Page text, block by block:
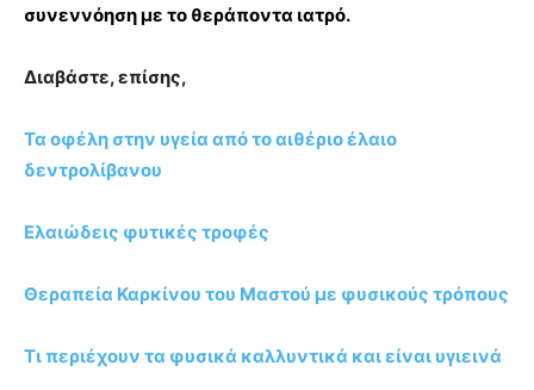
συνεννόηση με το θεράποντα ιατρό.
Διαβάστε, επίσης,
Τα οφέλη στην υγεία από το αιθέριο έλαιο
δεντρολίβανου
Ελαιώδεις φυτικές τροφές
Θεραπεία Καρκίνου του Μαστού με φυσικούς τρόπους
Τι περιέχουν τα φυσικά καλλυντικά και είναι υγιεινά